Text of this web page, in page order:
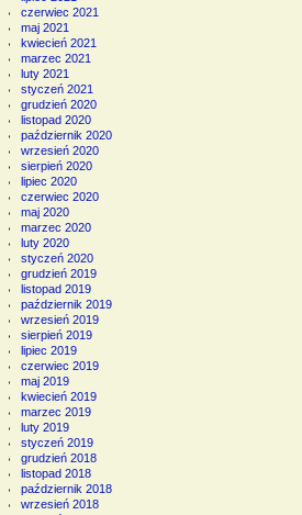
czerwiec 2021
maj 2021
kwiecień 2021
marzec 2021
luty 2021
styczeń 2021
grudzień 2020
listopad 2020
październik 2020
wrzesień 2020
sierpień 2020
lipiec 2020
czerwiec 2020
maj 2020
marzec 2020
luty 2020
styczeń 2020
grudzień 2019
listopad 2019
październik 2019
wrzesień 2019
sierpień 2019
lipiec 2019
czerwiec 2019
maj 2019
kwiecień 2019
marzec 2019
luty 2019
styczeń 2019
grudzień 2018
listopad 2018
październik 2018
wrzesień 2018